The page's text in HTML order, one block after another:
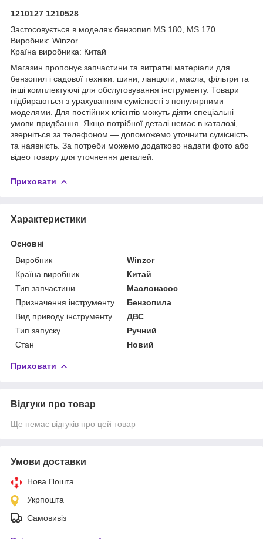
1210127 1210528
Застосовується в моделях бензопил MS 180, MS 170
Виробник: Winzor
Країна виробника: Китай
Магазин пропонує запчастини та витратні матеріали для
бензопил і садової техніки: шини, ланцюги, масла, фільтри та
інші комплектуючі для обслуговування інструменту. Товари
підбираються з урахуванням сумісності з популярними
моделями. Для постійних клієнтів можуть діяти спеціальні
умови придбання. Якщо потрібної деталі немає в каталозі,
зверніться за телефоном — допоможемо уточнити сумісність
та наявність. За потреби можемо додатково надати фото або
відео товару для уточнення деталей.
Приховати
Характеристики
Основні
Виробник
Winzor
Країна виробник
Китай
Тип запчастини
Маслонасос
Призначення інструменту
Бензопила
Вид приводу інструменту
ДВС
Тип запуску
Ручний
Стан
Новий
Приховати
Відгуки про товар
Ще немає відгуків про цей товар
Умови доставки
Нова Пошта
Укрпошта
Самовивіз